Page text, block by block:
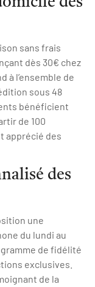
sans frais
dès 30€ chez
à l’ensemble de
sous 48
bénéficient
de 100
apprécié des
des
une
du lundi au
de fidélité
exclusives.
de la